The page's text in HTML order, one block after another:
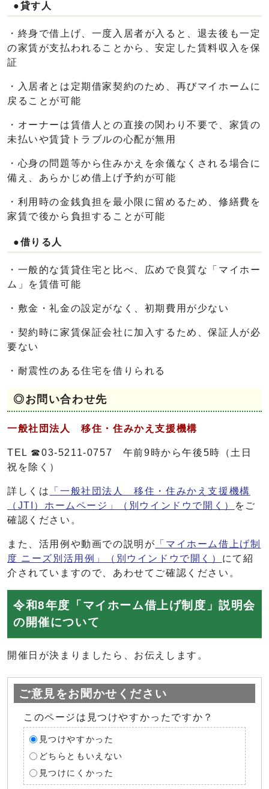
●貸す人
・終身で借上げ、一度入居者が入ると、退去後も一定
の家賃が支払われることから、安定した賃料収入を保
証
・入居者とは定期借家契約のため、再びマイホームに
戻ることが可能
・オーナーは賃借人との直接の関わり不要で、家賃の
未払いや賃貸トラブルの心配が無用
・心身の問題等から住みかえを余儀なくされる場合に
備え、あらかじめ借上げ予約が可能
・利用時の金銭負担を最小限に留めるため、修繕費を
家賃で後から負担することが可能
●借りる人
・一般的な賃貸住宅と比べ、広めで良質な「マイホー
ム」を賃借可能
・敷金・礼金の設定がなく、初期費用が少ない
・契約時に家賃保証会社に加入するため、保証人が必
要ない
・耐震性のある住宅を借りられる
◎お問い合わせ先
一般社団法人 移住・住みかえ支援機構
TEL ☎03-5211-0757 午前9時から午後5時（土日
祝を除く）
詳しくは
「一般社団法人 移住・住みかえ支援機構
（JTI）ホームページ」
（別ウインドウで開く）
をご
確認ください。
また、活用例や動画での説明が 「マイホーム借上げ制
度 ニーズ別活用例」
（別ウインドウで開く） にて紹
介されていますので、あわせてご確認ください。
令和8年度「マイホーム借上げ制度」説明会
の開催について
開催日が決まりましたら、お伝えします。
ご意見をお聞かせください
このページは見つけやすかったですか？
見つけやすかった
どちらともいえない
見つけにくかった